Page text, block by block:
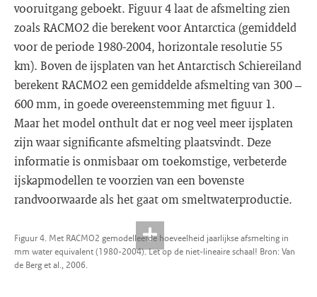
vooruitgang geboekt. Figuur 4 laat de afsmelting zien
zoals RACMO2 die berekent voor Antarctica (gemiddeld
voor de periode 1980-2004, horizontale resolutie 55
km). Boven de ijsplaten van het Antarctisch Schiereiland
berekent RACMO2 een gemiddelde afsmelting van 300 –
600 mm, in goede overeenstemming met figuur 1.
Maar het model onthult dat er nog veel meer ijsplaten
zijn waar significante afsmelting plaatsvindt. Deze
informatie is onmisbaar om toekomstige, verbeterde
ijskapmodellen te voorzien van een bovenste
randvoorwaarde als het gaat om smeltwaterproductie.
Figuur 4. Met RACMO2 gemodelleerde hoeveelheid jaarlijkse afsmelting in
mm water equivalent (1980-2004). Let op de niet-lineaire schaal! Bron: Van
de Berg et al., 2006.